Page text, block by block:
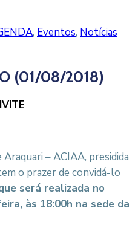
‚ Eventos‚ Notícias
(01/08/2018)
– ACIAA, presidida
o prazer de convidá-lo
será realizada no
às 18:00h na sede da